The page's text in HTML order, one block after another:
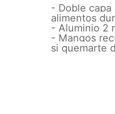
- Doble
alimentos
- Aluminio 2
- Mangos
si quemarte